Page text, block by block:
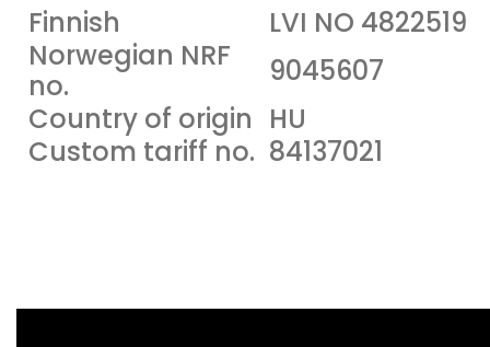
Finnish
LVI NO 4822519
Norwegian NRF
no.
9045607
Country of origin HU
Custom tariff no. 84137021